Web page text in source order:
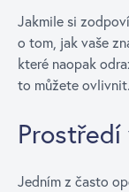
Jakmile si
o tom, jak vaše
které naopak
to můžete ovlivnit.
Jedním z často